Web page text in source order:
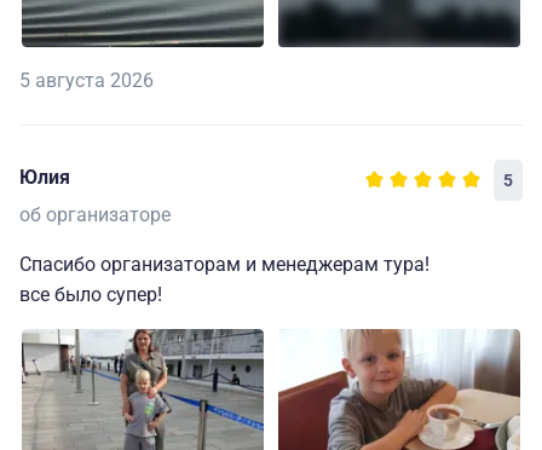
5 августа 2026
Юлия 5
об организаторе
Спасибо организаторам и менеджерам тура!
все было супер!